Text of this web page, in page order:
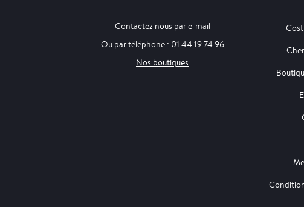
Contactez nous par e-mail
Ou par téléphone : 01 44 19 74 96
Nos boutiques